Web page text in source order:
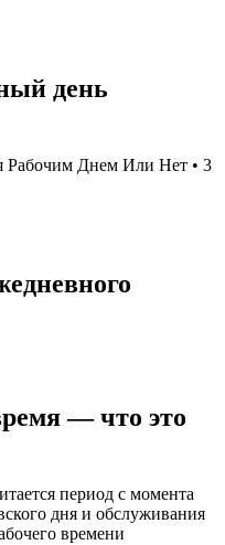
день
— что это
период с момента
дня и обслуживания
времени